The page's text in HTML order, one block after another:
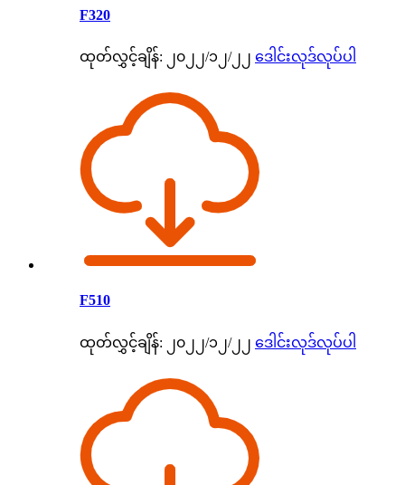
F320
ထုတ်လွှင့်ချိန်: ၂၀၂၂/၁၂/၂၂ ဒေါင်းလုဒ်လုပ်ပါ
F510
ထုတ်လွှင့်ချိန်: ၂၀၂၂/၁၂/၂၂ ဒေါင်းလုဒ်လုပ်ပါ